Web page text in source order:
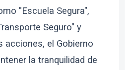
"Escuela Segura",
Seguro" y
acciones, el Gobierno
la tranquilidad de